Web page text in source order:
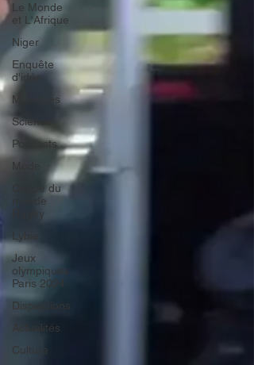
Le Monde
et L'Afrique
Niger
Enquête
d'idée
Musiques
Science
Podcasts
Mode
Coupe du
monde
Rugby
Jeux
olympiques
Paris 2024
Disparitions
Actualités
Culture